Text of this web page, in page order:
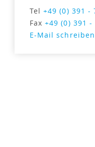
Tel+49 (0) 391 -
Fax+49 (0) 391 -
E-Mail schreiben